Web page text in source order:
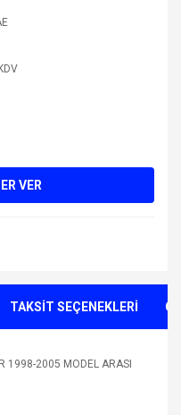
VER
TAKSİT SEÇENEKLERİ
1998-2005 MODEL ARASI